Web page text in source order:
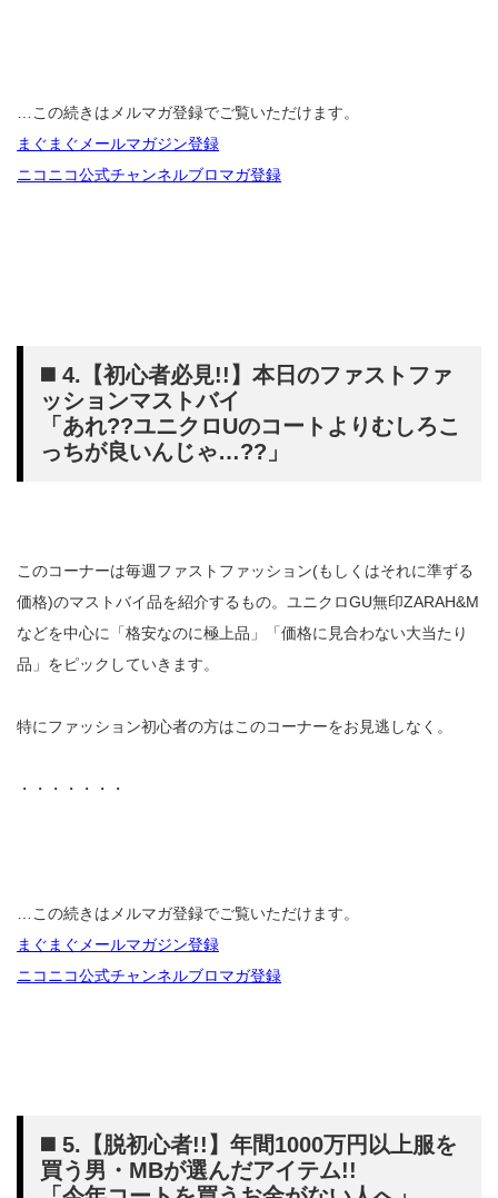
…この続きはメルマガ登録でご覧いただけます。
まぐまぐメールマガジン登録
ニコニコ公式チャンネルブロマガ登録
◼️ 4.【初心者必見!!】本日のファストファ
ッションマストバイ
「あれ??ユニクロUのコートよりむしろこ
っちが良いんじゃ…??」
このコーナーは毎週ファストファッション(もしくはそれに準ずる
価格)のマストバイ品を紹介するもの。ユニクロGU無印ZARAH&M
などを中心に「格安なのに極上品」「価格に見合わない大当たり
品」をピックしていきます。
特にファッション初心者の方はこのコーナーをお見逃しなく。
・・・・・・・
…この続きはメルマガ登録でご覧いただけます。
まぐまぐメールマガジン登録
ニコニコ公式チャンネルブロマガ登録
◼️ 5.【脱初心者!!】年間1000万円以上服を
買う男・MBが選んだアイテム!!